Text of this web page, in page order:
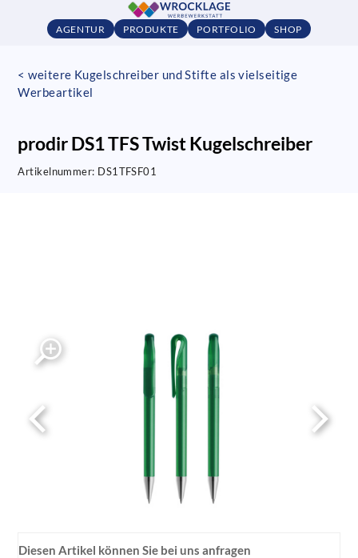
AGENTUR PRODUKTE PORTFOLIO SHOP
< weitere Kugelschreiber und Stifte als vielseitige
Werbeartikel
prodir DS1 TFS Twist Kugelschreiber
Artikelnummer: DS1TFSF01
Diesen Artikel können Sie bei uns anfragen